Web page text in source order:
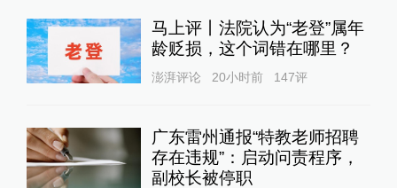
马上评丨法院认为“老登”属年
龄贬损，这个词错在哪里？
澎湃评论 20小时前 147评
广东雷州通报“特教老师招聘
存在违规”：启动问责程序，
副校长被停职